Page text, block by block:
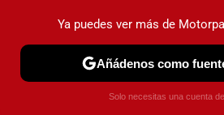
PRUEBAS COCHES ELÉCTRICOS
Ya puedes ver más de
Añádenos como
Solo necesitas una cuenta